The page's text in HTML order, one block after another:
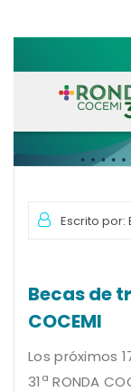
Escrito por:
Becas de
COCEMI
Los próximos
31 a RONDA